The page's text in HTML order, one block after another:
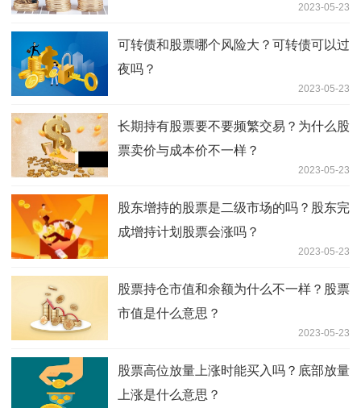
2023-05-23
可转债和股票哪个风险大？可转债可以过
夜吗？
2023-05-23
长期持有股票要不要频繁交易？为什么股
票卖价与成本价不一样？
2023-05-23
股东增持的股票是二级市场的吗？股东完
成增持计划股票会涨吗？
2023-05-23
股票持仓市值和余额为什么不一样？股票
市值是什么意思？
2023-05-23
股票高位放量上涨时能买入吗？底部放量
上涨是什么意思？